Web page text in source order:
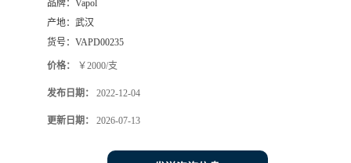
品牌： Vapol
产地： 武汉
货号： VAPD00235
价格： ￥2000/支
发布日期： 2022-12-04
更新日期： 2026-07-13